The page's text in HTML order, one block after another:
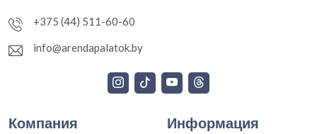
+375 (44) 511-60-60
info@arendapalatok.by
Компания Информация